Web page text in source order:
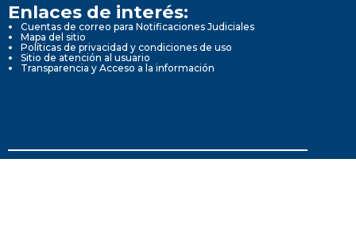
Enlaces de interés:
Cuentas de correo para Notificaciones Judiciales
Mapa del sitio
Políticas de privacidad y condiciones de uso
Sitio de atención al usuario
Transparencia y Acceso a la información